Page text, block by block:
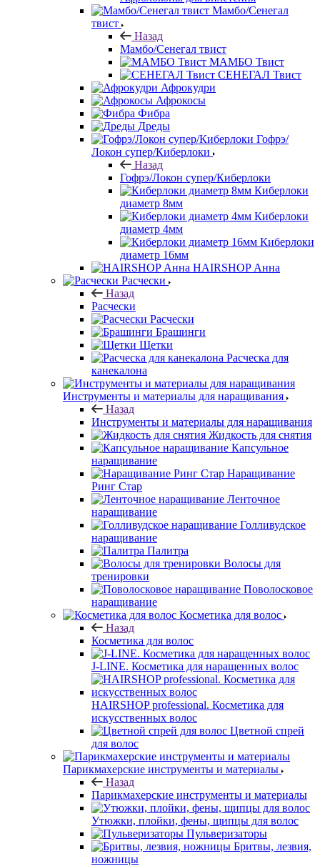
Мамбо/Сенегал
твист
Назад
Мамбо/Сенегал твист
МАМБО Твист
СЕНЕГАЛ Твист
Афрокудри
Афрокосы
Фибра
Дреды
Гофрэ/
Локон супер/Киберлоки
Назад
Гофрэ/Локон супер/Киберлоки
Киберлоки
диаметр 8мм
Киберлоки
диаметр 4мм
Киберлоки
диаметр 16мм
HAIRSHOP Анна
Расчески
Назад
Расчески
Расчески
Брашинги
Щетки
Расческа для
канекалона
Инструменты и материалы для наращивания
Назад
Инструменты и материалы для наращивания
Жидкость для снятия
Капсульное
наращивание
Наращивание
Ринг Стар
Ленточное
наращивание
Голливудское
наращивание
Палитра
Волосы для
тренировки
Поволосковое
наращивание
Косметика для волос
Назад
Косметика для волос
J-LINE. Косметика для наращенных волос
HAIRSHOP professional. Косметика для
искусственных волос
Цветной спрей
для волос
Парикмахерские инструменты и материалы
Назад
Парикмахерские инструменты и материалы
Утюжки, плойки, фены, щипцы для волос
Пульверизаторы
Бритвы, лезвия,
ножницы